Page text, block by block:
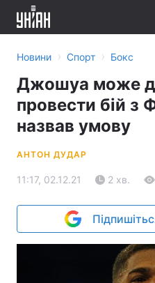
Новини › Спорт › Бокс
Джошуа може
провести бій з
назвав умову
АНТОН ДУДАР
11:17, 02.12.21 2 хв.